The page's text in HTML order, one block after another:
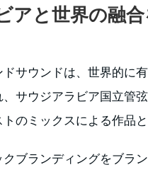
アと世界の融
サウンドは、世界的に
サウジアラビア国立管
のミックスによる作品と
クブランディングをブラ